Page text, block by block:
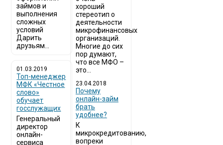
займов и
выполнения
сложных
условий
Дарить
друзьям...
01.03.2019
Топ-менеджер
МФК «Честное
слово»
обучает
госслужащих
Генеральный
директор
онлайн-
сервиса
хороший
стереотип о
деятельности
микрофинансовых
организаций.
Многие до сих
пор думают,
что все МФО –
это...
23.04.2018
Почему
онлайн-займ
брать
удобнее?
К
микрокредитованию,
вопреки